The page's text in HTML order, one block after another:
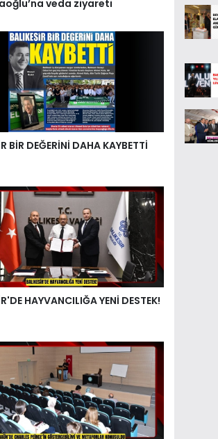
veda ziyareti
BİR DEĞERİNİ DAHA KAYBETTİ
HAYVANCILIĞA YENİ DESTEK!